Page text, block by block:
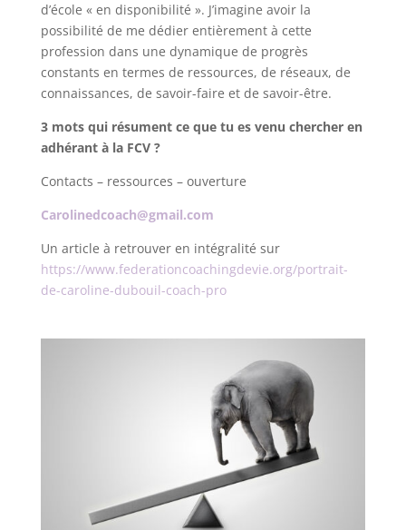
d’école « en disponibilité ». J’imagine avoir la
possibilité de me dédier entièrement à cette
profession dans une dynamique de progrès
constants en termes de ressources, de réseaux, de
connaissances, de savoir-faire et de savoir-être.
3 mots qui résument ce que tu es venu chercher en
adhérant à la FCV ?
Contacts – ressources – ouverture
Carolinedcoach@gmail.com
Un article à retrouver en intégralité sur
https://www.federationcoachingdevie.org/portrait-
de-caroline-dubouil-coach-pro